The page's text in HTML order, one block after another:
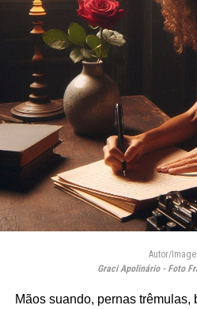
Autor/
Graci Apolinário - Foto
Mãos suando, pernas trêmulas,